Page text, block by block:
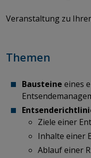
Veranstaltung zu
Themen
Bausteine eines
Ziele einer
Inhalte einer
Ablauf einer